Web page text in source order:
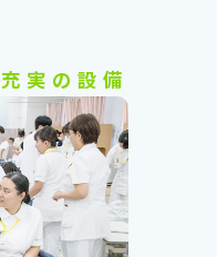
充実の設備